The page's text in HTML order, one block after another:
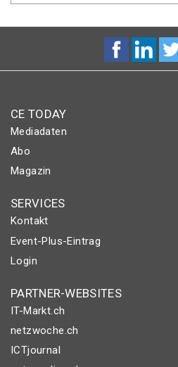
CE TODAY
Mediadaten
Abo
Magazin
SERVICES
Kontakt
Event-Plus-Eintrag
Login
PARTNER-WEBSITES
IT-Markt.ch
netzwoche.ch
ICTjournal